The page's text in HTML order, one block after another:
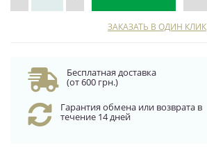
ЗАКАЗАТЬ В ОДИН КЛИК
Бесплатная доставка
(от 600 грн.)
Гарантия обмена или возврата в
течение 14 дней